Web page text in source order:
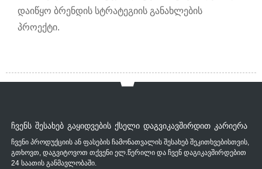
დაიწყო ბრენდის სტრატეგიის განახლების
პროექტი.
ᲩᲕᲔᲜᲡ ᲨᲔᲡᲐᲮᲔᲑ ᲒᲐᲧᲘᲓᲕᲔᲑᲘᲡ ᲥᲡᲔᲚᲘ ᲓᲐᲒᲕᲘᲙᲐᲕᲨᲘᲠᲓᲘᲗ ᲙᲐᲠᲘᲔᲠᲐ
ჩვენი პროდუქციის ან ფასების ჩამონათვალის შესახებ შეკითხვებისთვის,
გთხოვთ, დაგვიტოვოთ თქვენი ელ.წერილი და ჩვენ დაგიკავშირდებით
24 საათის განმავლობაში.